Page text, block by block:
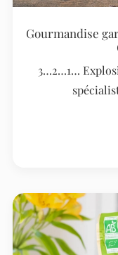
Gourmandise
3…2…1…